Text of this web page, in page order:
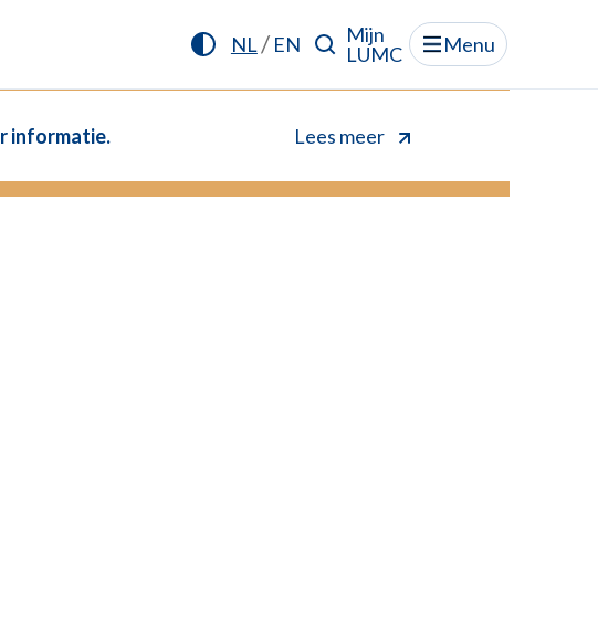
NL/ EN
Mijn
LUMC
Menu
informatie. Lees meer